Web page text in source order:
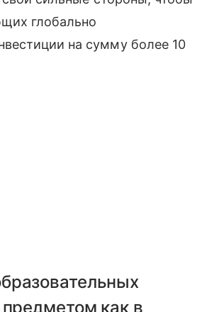
глобально
на сумму более 10
как в